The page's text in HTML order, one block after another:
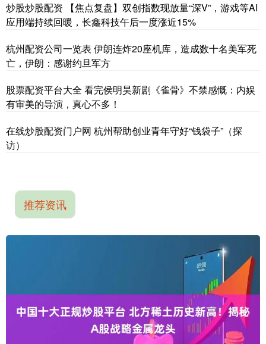
炒股炒股配资 【焦点复盘】双创指数现放量“深V”，游戏等AI
应用端持续回暖，长鑫科技午后一度涨近15%
杭州配资公司一览表 伊朗连炸20座机库，造成数十名美军死
亡，伊朗：感谢约旦军方
股票配资平台大全 看完侯明昊新剧《雀骨》不禁感慨：内娱
有审美的导演，真心不多！
在线炒股配资门户网 杭州帮助创业青年守好“钱袋子”（探
访）
推荐资讯